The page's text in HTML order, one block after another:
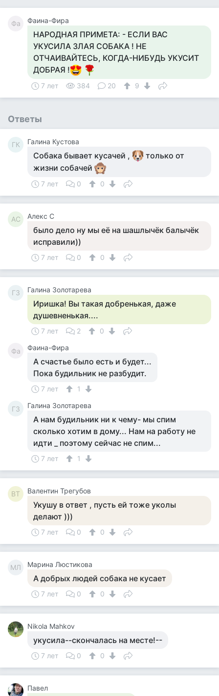
Фа Фаина-Фира
НАРОДНАЯ ПРИМЕТА: - ЕСЛИ ВАС
УКУСИЛА ЗЛАЯ СОБАКА ! НЕ
ОТЧАИВАЙТЕСЬ, КОГДА-НИБУДЬ УКУСИТ
ДОБРАЯ !
7 лет 384 20 9
Ответы
ГК Галина Кустова
Собака бывает кусачей ,
только от
жизни собачей
7 лет 0 0
АС Алекс С
было дело ну мы её на шашлычёк балычёк
исправили))
7 лет 0 0
ГЗ Галина Золотарева
Иришка! Вы такая добренькая, даже
душевненькая....
7 лет 2 0
Фа Фаина-Фира
А счастье было есть и будет...
Пока будильник не разбудит.
7 лет 1
ГЗ Галина Золотарева
А нам будильник ни к чему- мы спим
сколько хотим в дому... Нам на работу не
идти _ поэтому сейчас не спим...
7 лет 1
ВТ Валентин Трегубов
Укушу в ответ , пусть ей тоже уколы
делают )))
7 лет 0 0
МЛ Марина Люстикова
А добрых людей собака не кусает
7 лет 0 0
Nikola Mahkov
укусила--скончалась на месте!--
7 лет 0 0
Павел